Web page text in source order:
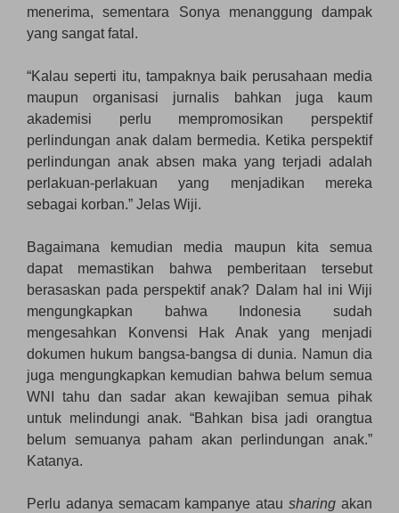
menerima, sementara Sonya menanggung dampak
yang sangat fatal.
“Kalau seperti itu, tampaknya baik perusahaan media
maupun organisasi jurnalis bahkan juga kaum
akademisi perlu mempromosikan perspektif
perlindungan anak dalam bermedia. Ketika perspektif
perlindungan anak absen maka yang terjadi adalah
perlakuan-perlakuan yang menjadikan mereka
sebagai korban.” Jelas Wiji.
Bagaimana kemudian media maupun kita semua
dapat memastikan bahwa pemberitaan tersebut
berasaskan pada perspektif anak? Dalam hal ini Wiji
mengungkapkan bahwa Indonesia sudah
mengesahkan Konvensi Hak Anak yang menjadi
dokumen hukum bangsa-bangsa di dunia. Namun dia
juga mengungkapkan kemudian bahwa belum semua
WNI tahu dan sadar akan kewajiban semua pihak
untuk melindungi anak. “Bahkan bisa jadi orangtua
belum semuanya paham akan perlindungan anak.”
Katanya.
Perlu adanya semacam kampanye atausharing akan